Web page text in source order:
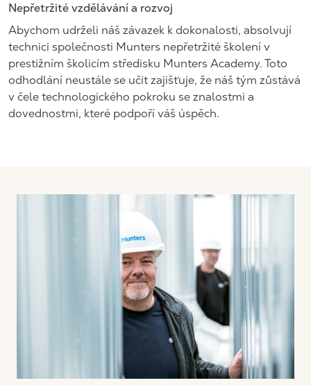
Nepřetržité vzdělávání a rozvoj
Abychom udrželi náš závazek k dokonalosti, absolvují
technici společnosti Munters nepřetržité školení v
prestižním školicím středisku Munters Academy. Toto
odhodlání neustále se učit zajišťuje, že náš tým zůstává
v čele technologického pokroku se znalostmi a
dovednostmi, které podpoří váš úspěch.